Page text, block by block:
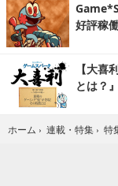
好評稼
【大喜
とは？
ホーム › 連載・特集 › 特